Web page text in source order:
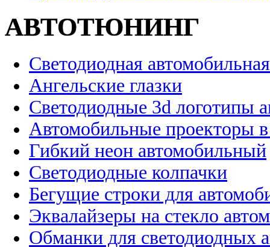
АВТОТЮНИНГ
Светодиодная
Ангельские глазки
Светодиодные 3d логотипы
Автомобильные проекторы
Гибкий неон автомобильный
Светодиодные колпачки
Бегущие строки для
Эквалайзеры на стекло
Обманки для светодиодных